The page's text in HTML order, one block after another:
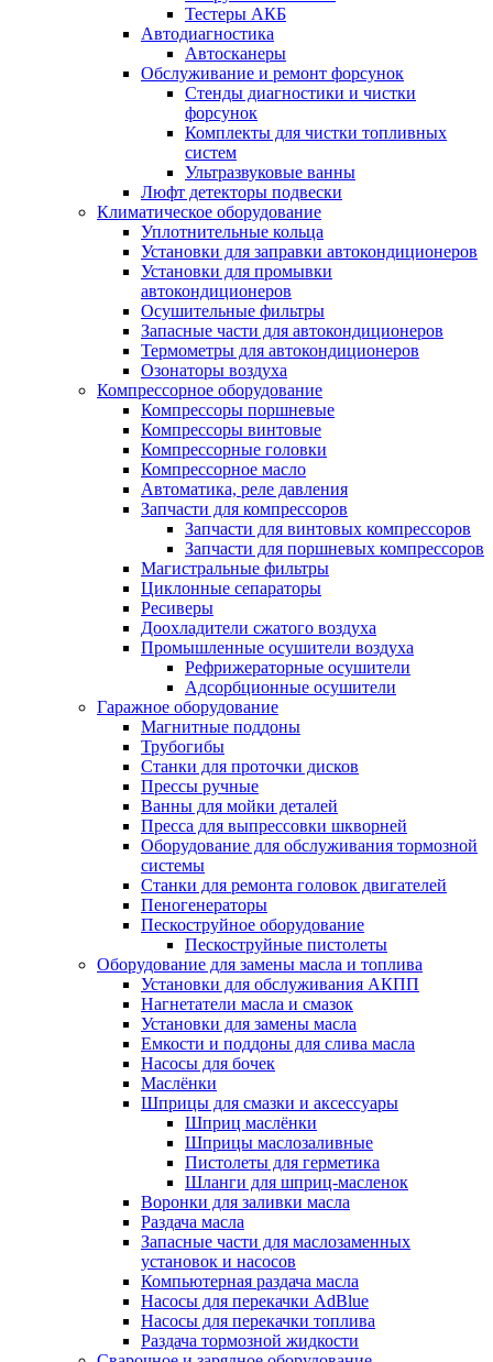
Тестеры АКБ
Автодиагностика
Автосканеры
Обслуживание и ремонт форсунок
Стенды диагностики и чистки
форсунок
Комплекты для чистки топливных
систем
Ультразвуковые ванны
Люфт детекторы подвески
Климатическое оборудование
Уплотнительные кольца
Установки для заправки автокондиционеров
Установки для промывки
автокондиционеров
Осушительные фильтры
Запасные части для автокондиционеров
Термометры для автокондиционеров
Озонаторы воздуха
Компрессорное оборудование
Компрессоры поршневые
Компрессоры винтовые
Компрессорные головки
Компрессорное масло
Автоматика, реле давления
Запчасти для компрессоров
Запчасти для винтовых компрессоров
Запчасти для поршневых компрессоров
Магистральные фильтры
Циклонные сепараторы
Ресиверы
Доохладители сжатого воздуха
Промышленные осушители воздуха
Рефрижераторные осушители
Адсорбционные осушители
Гаражное оборудование
Магнитные поддоны
Трубогибы
Станки для проточки дисков
Прессы ручные
Ванны для мойки деталей
Пресса для выпрессовки шкворней
Оборудование для обслуживания тормозной
системы
Станки для ремонта головок двигателей
Пеногенераторы
Пескоструйное оборудование
Пескоструйные пистолеты
Оборудование для замены масла и топлива
Установки для обслуживания АКПП
Нагнетатели масла и смазок
Установки для замены масла
Емкости и поддоны для слива масла
Насосы для бочек
Маслёнки
Шприцы для смазки и аксессуары
Шприц маслёнки
Шприцы маслозаливные
Пистолеты для герметика
Шланги для шприц-масленок
Воронки для заливки масла
Раздача масла
Запасные части для маслозаменных
установок и насосов
Компьютерная раздача масла
Насосы для перекачки AdBlue
Насосы для перекачки топлива
Раздача тормозной жидкости